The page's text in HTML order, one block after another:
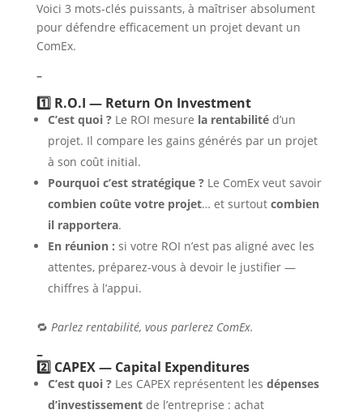
Voici 3 mots-clés puissants, à maîtriser absolument
pour défendre efficacement un projet devant un
ComEx.
–
1️⃣ R.O.I — Return On Investment
C’est quoi ?Le ROI mesure la rentabilitéd’un
projet. Il compare les gains générés par un projet
à son coût initial.
Pourquoi c’est stratégique ?Le ComEx veut savoir
combien coûte votre projet… et surtout combien
il rapportera.
En réunion : si votre ROI n’est pas aligné avec les
attentes, préparez-vous à devoir le justifier —
chiffres à l’appui.
🔁 Parlez rentabilité, vous parlerez ComEx.
–
2️⃣ CAPEX — Capital Expenditures
C’est quoi ?Les CAPEX représentent les dépenses
d’investissementde l’entreprise : achat